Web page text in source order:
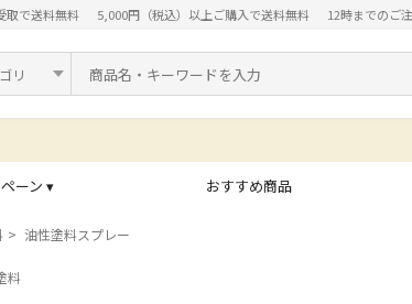
取で送料無料 5,000円（税込）以上ご購入で送料無料 12時までのご
ーン ▾ おすすめ商品
油性塗料スプレー
料